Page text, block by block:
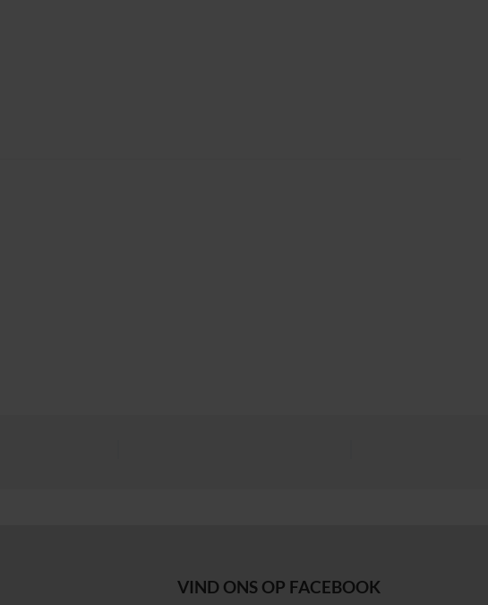
VIND ONS OP FACEBOOK